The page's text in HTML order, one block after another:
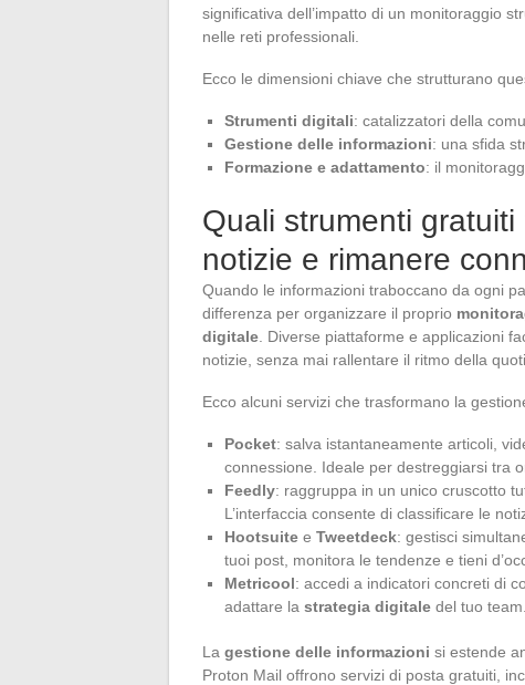
significativa dell’impatto di un monitoraggio
nelle reti professionali.
Ecco le dimensioni chiave che strutturano
Strumenti digitali: catalizzatori della
Gestione delle informazioni: una sfida
Formazione e adattamento: il
Quali strumenti
notizie e rimanere
Quando le informazioni traboccano da ogni
differenza per organizzare il proprio
digitale . Diverse piattaforme e applicazioni
notizie, senza mai rallentare il ritmo della
Ecco alcuni servizi che trasformano la
Pocket: salva istantaneamente articoli,
connessione. Ideale per destreggiarsi tra
Feedly: raggruppa in un unico cruscotto
L’interfaccia consente di classificare le
Hootsuite e Tweetdeck: gestisci
tuoi post, monitora le tendenze e tieni
Metricool: accedi a indicatori concreti di
adattare la strategia digitale del tuo team.
La gestione delle informazioni si estende
Proton Mail offrono servizi di posta gratuiti,